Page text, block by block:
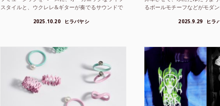
FOCUS